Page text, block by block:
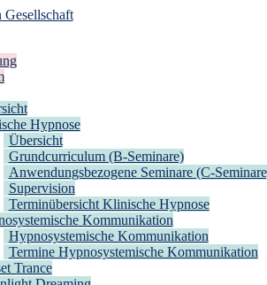
– Regionalstelle Tübingen
Hypnose
Übersicht
Grundcurriculum (B-Seminare)
Anwendungsbezogene Seminare (C-
Supervision
Terminübersicht Klinische Hypnose
Kommunikation
Hypnosystemische Kommunikation
Termine Hypnosystemische Kommunikation
Trance